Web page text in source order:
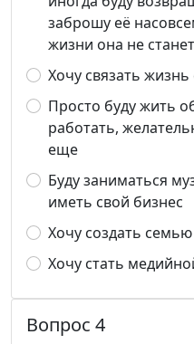
заброшу её
жизни она не станет
Хочу связать
Просто буду жить
работать,
еще
Буду заниматься
иметь свой бизнес
Хочу создать
Хочу стать
Вопрос 4